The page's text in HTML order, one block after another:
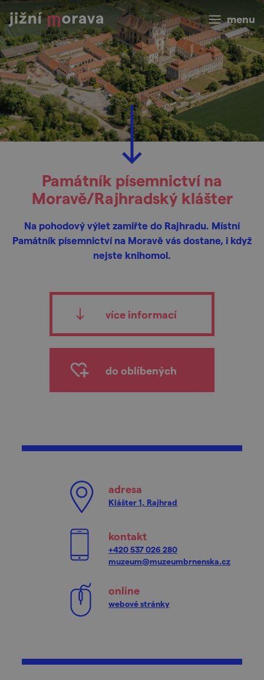
menu
Památník písemnictví na
Moravě/Rajhradský klášter
Na pohodový výlet zamiřte do Rajhradu. Místní
Památník písemnictví na Moravě vás dostane, i když
nejste knihomol.
více informací
do oblíbených
adresa
Klášter 1, Rajhrad
kontakt
+420 537 026 280
muzeum@muzeumbrnenska.cz
online
webové stránky